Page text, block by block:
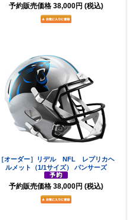
予約販売価格 38,000円 (税込)
［オーダー］リデル NFL レプリカヘ
ルメット（1/1サイズ） パンサーズ
予約販売価格 38,000円 (税込)